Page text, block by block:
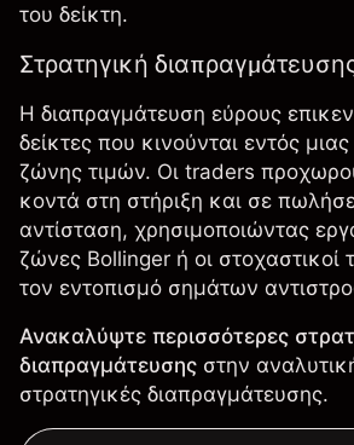
του δείκτη.
Στρατηγική
Η διαπραγμάτευση εύρους
δείκτες που κινούνται εντός
ζώνης τιμών. Οι traders
κοντά στη στήριξη και σε
αντίσταση, χρησιμοποιώντας
ζώνες Bollinger ή οι στοχαστικοί
τον εντοπισμό σημάτων
Ανακαλύψτε περισσότερες
διαπραγμάτευσης στην
στρατηγικές διαπραγμάτευσης.